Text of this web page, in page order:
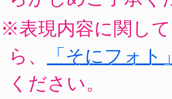
表現内容に関し
ら、
「そにフォ
ください。